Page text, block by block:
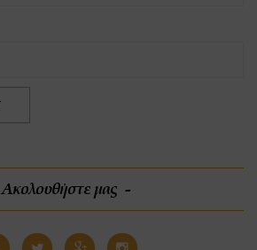
Ακολουθήστε μας